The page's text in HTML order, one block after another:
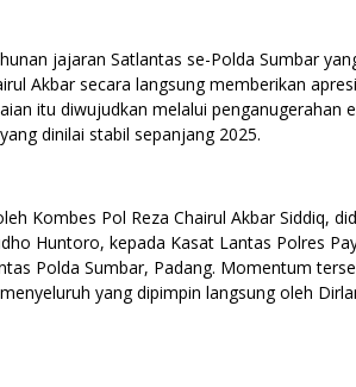
jajaran Satlantas se-Polda Sumbar
Akbar secara langsung memberikan
itu diwujudkan melalui penganugerahan
dinilai stabil sepanjang 2025.
Kombes Pol Reza Chairul Akbar Siddiq,
Huntoro, kepada Kasat Lantas Polres
Polda Sumbar, Padang. Momentum
yang dipimpin langsung oleh